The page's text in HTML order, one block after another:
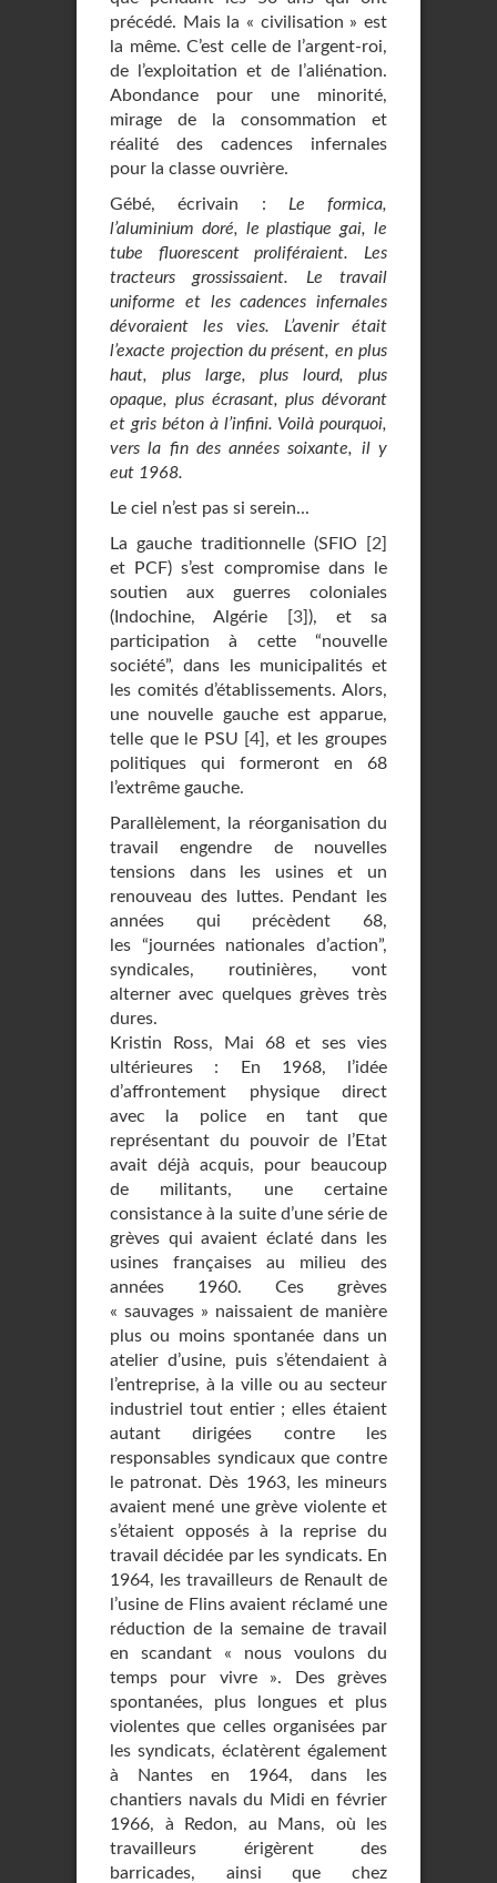
précédé. Mais la « civilisation » est
la même. C’est celle de l’argent-roi,
de l’exploitation et de l’aliénation.
Abondance pour une minorité,
mirage de la consommation et
réalité des cadences infernales
pour la classe ouvrière.
Gébé, écrivain : Le formica,
l’aluminium doré, le plastique gai, le
tube fluorescent proliféraient. Les
tracteurs grossissaient. Le travail
uniforme et les cadences infernales
dévoraient les vies. L’avenir était
l’exacte projection du présent, en plus
haut, plus large, plus lourd, plus
opaque, plus écrasant, plus dévorant
et gris béton à l’infini. Voilà pourquoi,
vers la fin des années soixante, il y
eut 1968.
Le ciel n’est pas si serein...
La gauche traditionnelle (SFIO [2]
et PCF) s’est compromise dans le
soutien aux guerres coloniales
(Indochine, Algérie [3] ), et sa
participation à cette “nouvelle
société”, dans les municipalités et
les comités d’établissements. Alors,
une nouvelle gauche est apparue,
telle que le PSU [4] , et les groupes
politiques qui formeront en 68
l’extrême gauche.
Parallèlement, la réorganisation du
travail engendre de nouvelles
tensions dans les usines et un
renouveau des luttes. Pendant les
années qui précèdent 68,
les “journées nationales d’action”,
syndicales, routinières, vont
alterner avec quelques grèves très
dures.
Kristin Ross, Mai 68 et ses vies
ultérieures : En 1968, l’idée
d’affrontement physique direct
avec la police en tant que
représentant du pouvoir de l’Etat
avait déjà acquis, pour beaucoup
de militants, une certaine
consistance à la suite d’une série de
grèves qui avaient éclaté dans les
usines françaises au milieu des
années 1960. Ces grèves
« sauvages » naissaient de manière
plus ou moins spontanée dans un
atelier d’usine, puis s’étendaient à
l’entreprise, à la ville ou au secteur
industriel tout entier ; elles étaient
autant dirigées contre les
responsables syndicaux que contre
le patronat. Dès 1963, les mineurs
avaient mené une grève violente et
s’étaient opposés à la reprise du
travail décidée par les syndicats. En
1964, les travailleurs de Renault de
l’usine de Flins avaient réclamé une
réduction de la semaine de travail
en scandant « nous voulons du
temps pour vivre ». Des grèves
spontanées, plus longues et plus
violentes que celles organisées par
les syndicats, éclatèrent également
à Nantes en 1964, dans les
chantiers navals du Midi en février
1966, à Redon, au Mans, où les
travailleurs érigèrent des
barricades, ainsi que chez